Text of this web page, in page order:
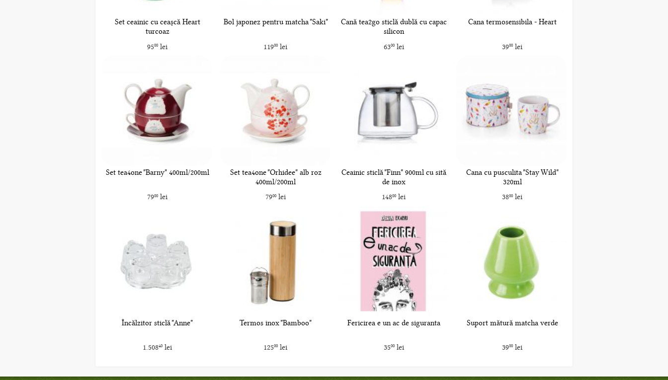
Set ceainic cu ceașcă Heart
turcoaz
9500lei
Bol japonez pentru matcha "Saki"
11900 lei
Cană tea2go sticlă dublă cu capac
silicon
6300lei
Cana termosensibila - Heart
3900lei
Set tea4one "Barny" 400ml/200ml
7900lei
Set tea4one "Orhidee" alb roz
400ml/200ml
7900lei
Ceainic sticlă "Finn" 900ml cu sită
de inox
14800 lei
Cana cu pusculita "Stay Wild"
320ml
3800lei
Încălzitor sticlă "Anne"
1.50840lei
Termos inox "Bamboo"
12500 lei
Fericirea e un ac de siguranta
3500lei
Suport mătură matcha verde
3900lei